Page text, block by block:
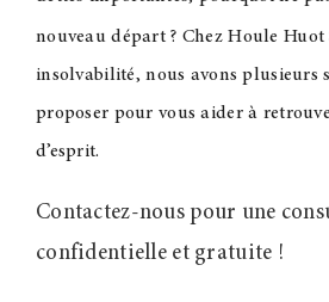
nouveau départ ? Chez Houle Huot
insolvabilité, nous avons plusieurs
proposer pour vous aider à
d’esprit.
Contactez-nous pour une
confidentielle et gratuite !